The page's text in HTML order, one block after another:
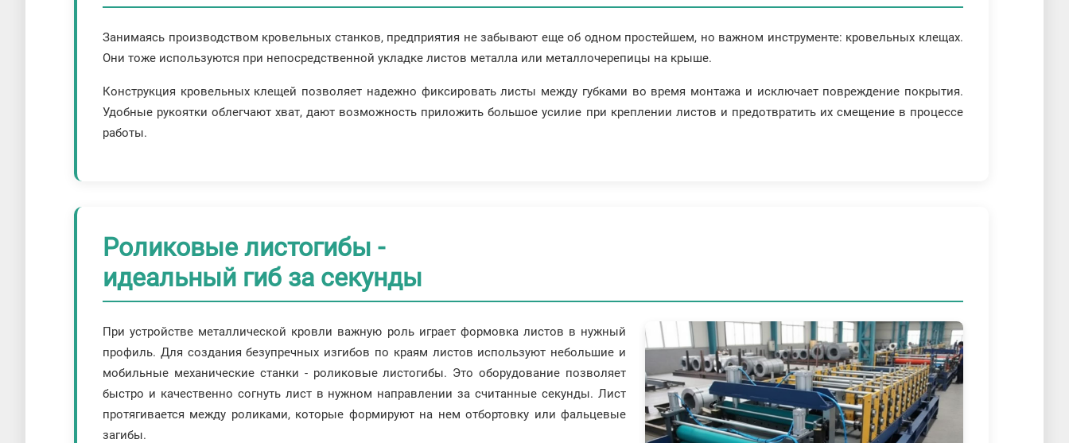
Занимаясь производством кровельных станков, предприятия не забывают еще об одном простейшем, но важном инструменте: кровельных клещах.
Они тоже используются при непосредственной укладке листов металла или металлочерепицы на крыше.
Конструкция кровельных клещей позволяет надежно фиксировать листы между губками во время монтажа и исключает повреждение покрытия.
Удобные рукоятки облегчают хват, дают возможность приложить большое усилие при креплении листов и предотвратить их смещение в процессе
работы.
Роликовые листогибы -
идеальный гиб за секунды
При устройстве металлической кровли важную роль играет формовка листов в нужный
профиль. Для создания безупречных изгибов по краям листов используют небольшие и
мобильные механические станки - роликовые листогибы. Это оборудование позволяет
быстро и качественно согнуть лист в нужном направлении за считанные секунды. Лист
протягивается между роликами, которые формируют на нем отбортовку или фальцевые
загибы.